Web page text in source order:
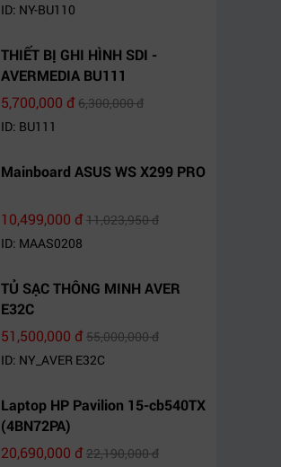
ID: NY-BU110
THIẾT BỊ GHI HÌNH SDI -
AVERMEDIA BU111
5,700,000 đ6,300,000 đ
ID: BU111
Mainboard ASUS WS X299 PRO
10,499,000 đ11,023,950 đ
ID: MAAS0208
TỦ SẠC THÔNG MINH AVER
E32C
51,500,000 đ55,000,000 đ
ID: NY_AVER E32C
Laptop HP Pavilion 15-cb540TX
(4BN72PA)
20,690,000 đ22,190,000 đ